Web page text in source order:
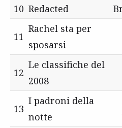
10 Redacted
11
Rachel sta per
sposarsi
12
Le classifiche del
2008
13
I padroni della
notte